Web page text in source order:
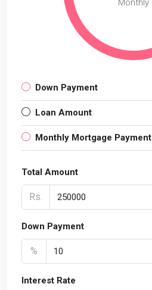
Monthly
Down Payment
Loan Amount
Monthly Mortgage Payment
Total Amount
Rs.
Down Payment
%
Interest Rate